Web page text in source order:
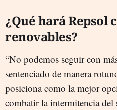
¿Qué hará Repsol
renovables?
“No podemos seguir con
sentenciado de manera
posiciona como la mejor
combatir la intermitencia del